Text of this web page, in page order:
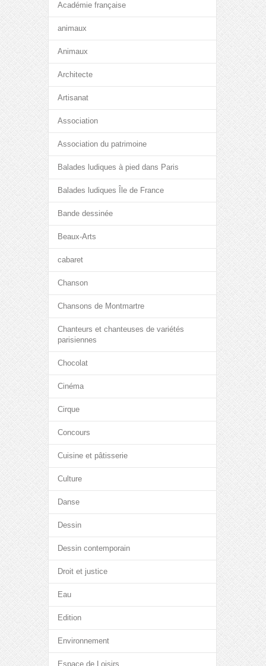
Académie française
animaux
Animaux
Architecte
Artisanat
Association
Association du patrimoine
Balades ludiques à pied dans Paris
Balades ludiques Île de France
Bande dessinée
Beaux-Arts
cabaret
Chanson
Chansons de Montmartre
Chanteurs et chanteuses de variétés
parisiennes
Chocolat
Cinéma
Cirque
Concours
Cuisine et pâtisserie
Culture
Danse
Dessin
Dessin contemporain
Droit et justice
Eau
Edition
Environnement
Espace de Loisirs